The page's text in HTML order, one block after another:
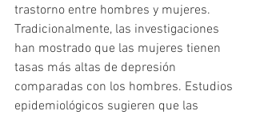
trastorno entre hombres y mujeres.
Tradicionalmente, las investigaciones
han mostrado que las mujeres tienen
tasas más altas de depresión
comparadas con los hombres. Estudios
epidemiológicos sugieren que las